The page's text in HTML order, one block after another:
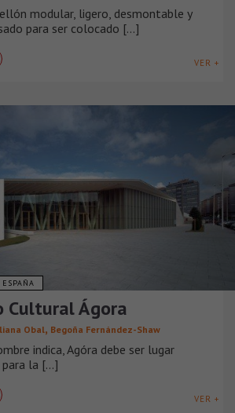
modular, ligero, desmontable y
para ser colocado [...]
VER +
ESPAÑA
Cultural Ágora
Obal, Begoña Fernández-Shaw
indica, Agóra debe ser lugar
la [...]
VER +